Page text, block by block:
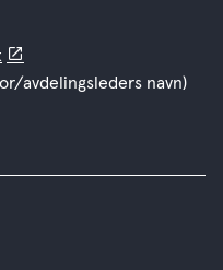
avdelingsleders navn)